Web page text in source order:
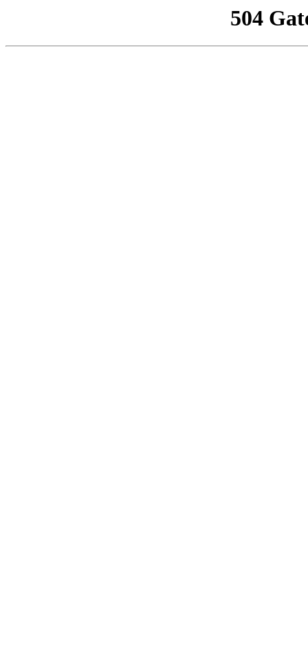
504